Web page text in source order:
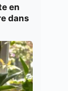
en
dans